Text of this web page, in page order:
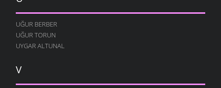
UĞUR BERBER
UĞUR TORUN
UYGAR ALTUNAL
V